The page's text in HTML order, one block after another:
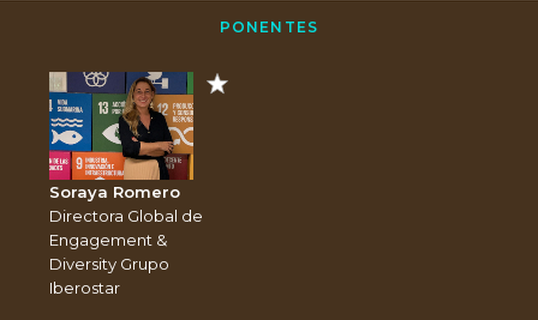
PONENTES
Soraya Romero
Directora Global de
Engagement &
Diversity Grupo
Iberostar